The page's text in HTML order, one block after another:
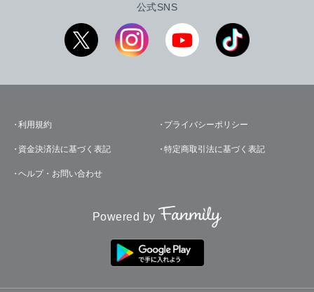
公式SNS
利用規約 プライバシーポリシー
資金決済法に基づく表記 特定商取引法に基づく表記
ヘルプ・お問い合わせ
Powered by